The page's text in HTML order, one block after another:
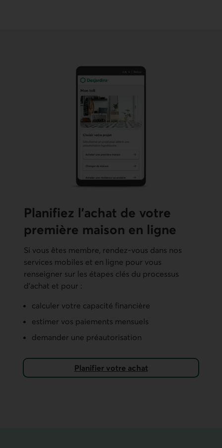
Planifiez l'achat de votre
première maison en ligne
Si vous êtes membre, rendez-vous dans nos
services mobiles et en ligne pour vous
renseigner sur les étapes clés du processus
d’achat et pour :
calculer votre capacité financière
estimer vos paiements mensuels
demander une préautorisation
Planifier votre achat
dans nos services mobiles et en ligne